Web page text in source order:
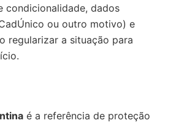
condicionalidade, dados
ou outro motivo) e
regularizar a situação para
é a referência de proteção